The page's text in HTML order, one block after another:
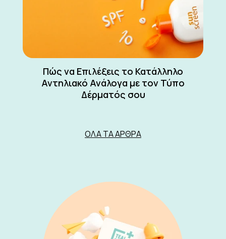
Πώς να Επιλέξεις το Κατάλληλο
Αντηλιακό Ανάλογα με τον Τύπο
Δέρματός σου
ΌΛΑ ΤΑ ΆΡΘΡΑ